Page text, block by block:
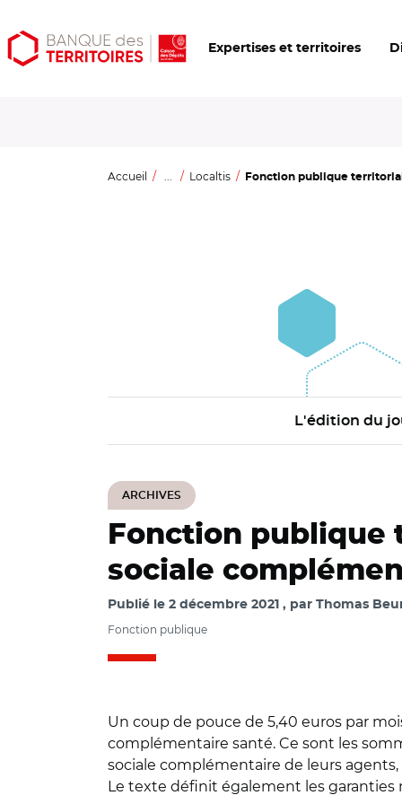
Aller
au
Aller
au
Ouvrir
les
Expertises et territoires
Accueil ... Localtis Fonction publique
L'édition du
ARCHIVES
Fonction publique
sociale
Publié le 2 décembre 2021 par Thomas
Fonction publique
Un coup de pouce de 5,40 euros par
complémentaire santé. Ce sont les
sociale complémentaire de leurs
Le texte définit également les garanties